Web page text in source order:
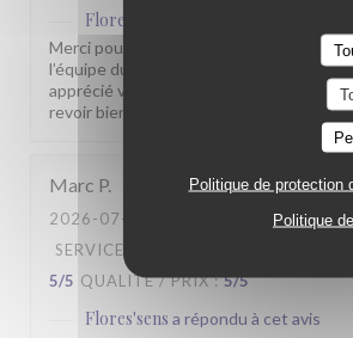
Politique de protection
Politique
Flores'sens
Merci pour votre commentaire
l’équipe du Florès’sens est heureuse
apprécié votre passage chez nous. Nous
revoir bientôt pour vous faire découvrir
Marc P
2026-07-31
- 19:30 - COUVERTS 6
SERVICE
5/5 QUALITÉ / PRIX: 5/5
Flores'sens a répondu à cet avis